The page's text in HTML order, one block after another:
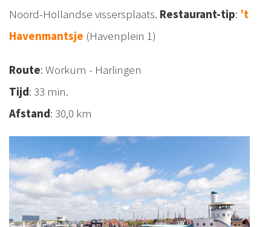
Noord-Hollandse vissersplaats. Restaurant-tip: ’t
Havenmantsje (Havenplein 1)
Route: Workum - Harlingen
Tijd: 33 min.
Afstand: 30,0 km